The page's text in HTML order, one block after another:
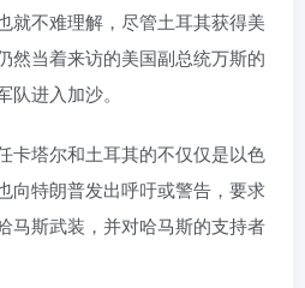
就不难理解，尽管土耳其获得美
然当着来访的美国副总统万斯的
进入加沙。
卡塔尔和土耳其的不仅仅是以色
向特朗普发出呼吁或警告，要求
马斯武装，并对哈马斯的支持者